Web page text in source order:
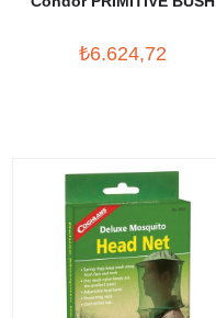
₺6.624,72